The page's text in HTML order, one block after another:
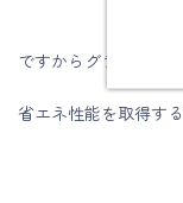
ですからグラスウー
省エネ性能を取得す